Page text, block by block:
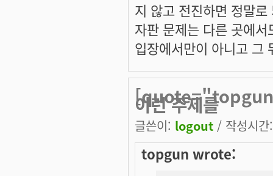
지 않고 전진하면 정말
자판 문제는 다른 곳에
입장에서만이 아니고 그
이런 주제를
글쓴이: logout / 작성시
topgun wrote: